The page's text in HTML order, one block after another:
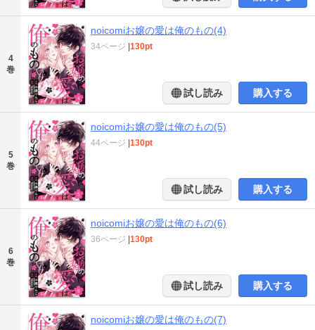
4
巻
noicomiお嬢の愛は俺のもの(4)
34ページ 130pt
試し読み 購入する
5
巻
noicomiお嬢の愛は俺のもの(5)
44ページ 130pt
試し読み 購入する
6
巻
noicomiお嬢の愛は俺のもの(6)
36ページ 130pt
試し読み 購入する
noicomiお嬢の愛は俺のもの(7)